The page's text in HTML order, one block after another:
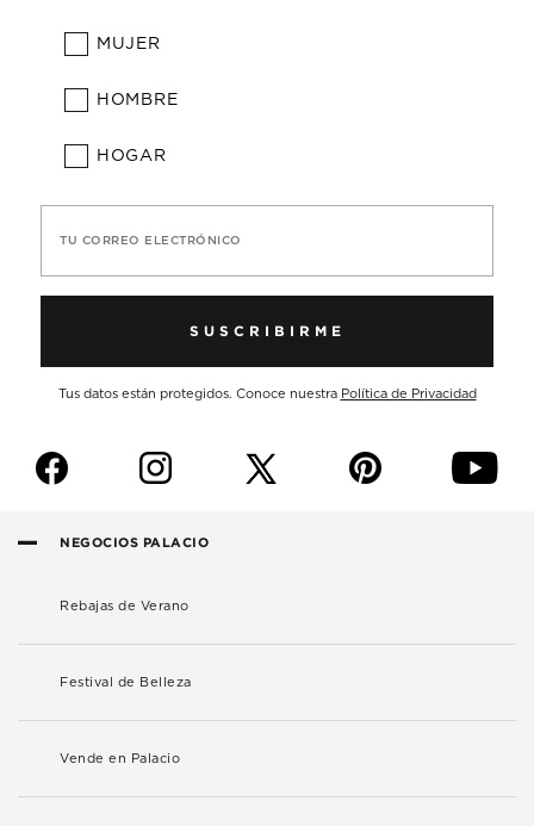
MUJER
HOMBRE
HOGAR
TU CORREO ELECTRÓNICO
SUSCRIBIRME
Tus datos están protegidos. Conoce nuestra Política de Privacidad
f i p y
NEGOCIOS PALACIO
Rebajas de Verano
Festival de Belleza
Vende en Palacio